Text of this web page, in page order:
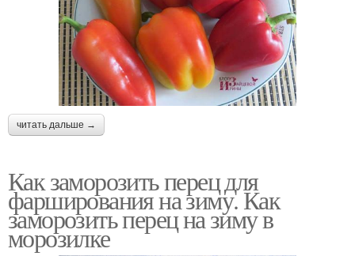
читать дальше →
Как заморозить перец для
фарширования на зиму. Как
заморозить перец на зиму в
морозилке